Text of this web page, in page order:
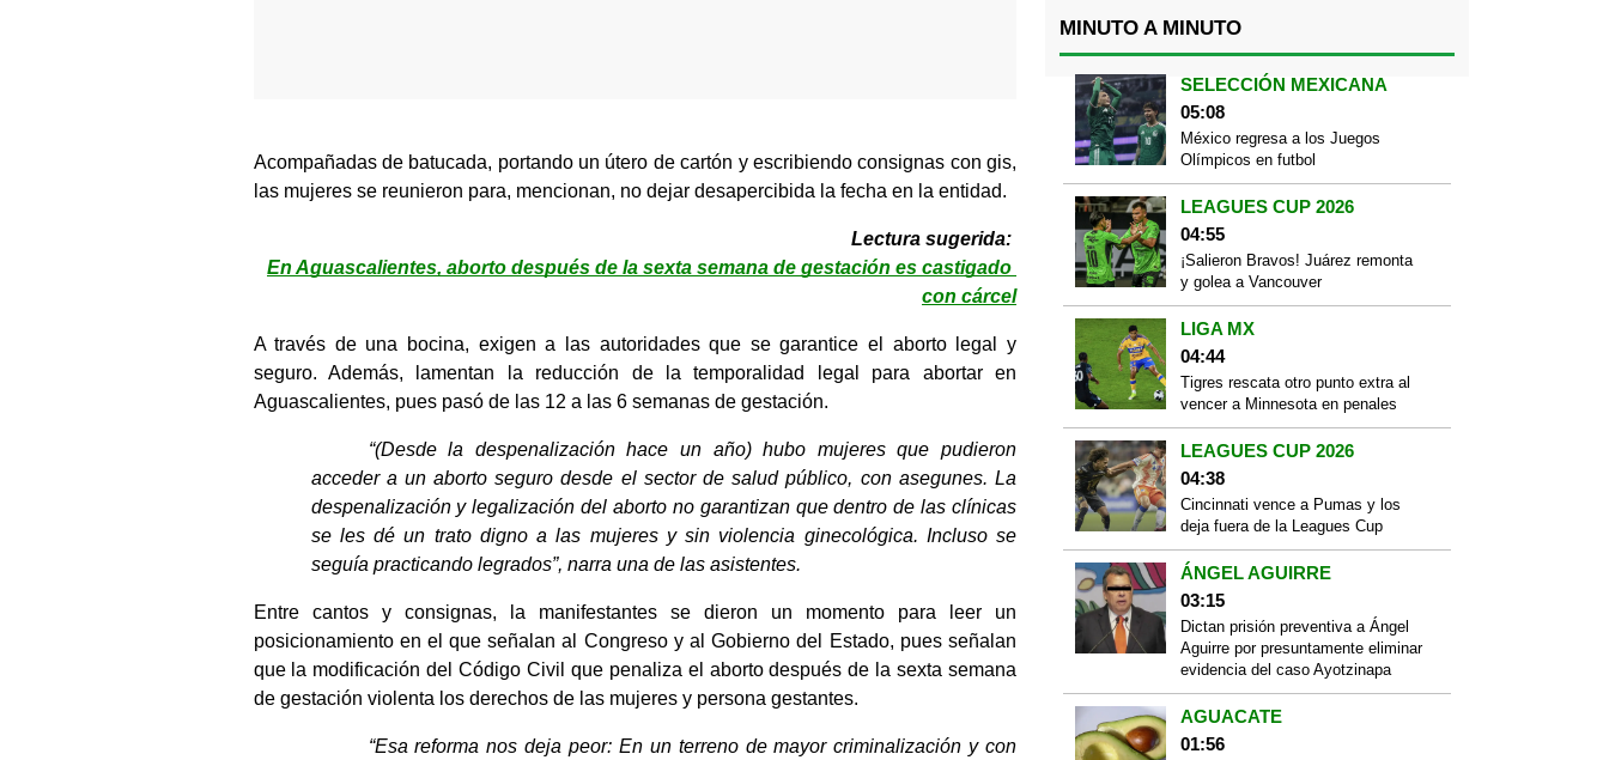
Acompañadas de batucada, portando un útero de cartón y escribiendo consignas con gis,
las mujeres se reunieron para, mencionan, no dejar desapercibida la fecha en la entidad.
Lectura sugerida:
En Aguascalientes, aborto después de la sexta semana de gestación es castigado
con cárcel
A través de una bocina, exigen a las autoridades que se garantice el aborto legal y
seguro. Además, lamentan la reducción de la temporalidad legal para abortar en
Aguascalientes, pues pasó de las 12 a las 6 semanas de gestación.
“(Desde la despenalización hace un año) hubo mujeres que pudieron
acceder a un aborto seguro desde el sector de salud público, con asegunes. La
despenalización y legalización del aborto no garantizan que dentro de las clínicas
se les dé un trato digno a las mujeres y sin violencia ginecológica. Incluso se
seguía practicando legrados”, narra una de las asistentes.
Entre cantos y consignas, la manifestantes se dieron un momento para leer un
posicionamiento en el que señalan al Congreso y al Gobierno del Estado, pues señalan
que la modificación del Código Civil que penaliza el aborto después de la sexta semana
de gestación violenta los derechos de las mujeres y persona gestantes.
“Esa reforma nos deja peor: En un terreno de mayor criminalización y con
MINUTO A MINUTO
SELECCIÓN MEXICANA
05:08
México regresa a los Juegos
Olímpicos en futbol
LEAGUES CUP 2026
04:55
¡Salieron Bravos! Juárez remonta
y golea a Vancouver
LIGA MX
04:44
Tigres rescata otro punto extra al
vencer a Minnesota en penales
LEAGUES CUP 2026
04:38
Cincinnati vence a Pumas y los
deja fuera de la Leagues Cup
ÁNGEL AGUIRRE
03:15
Dictan prisión preventiva a Ángel
Aguirre por presuntamente eliminar
evidencia del caso Ayotzinapa
AGUACATE
01:56